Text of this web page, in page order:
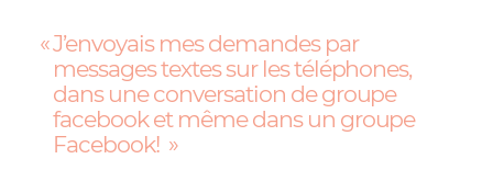
J’envoyais mes demandes par
messages textes sur les téléphones,
dans une conversation de groupe
facebook et même dans un groupe
Facebook!